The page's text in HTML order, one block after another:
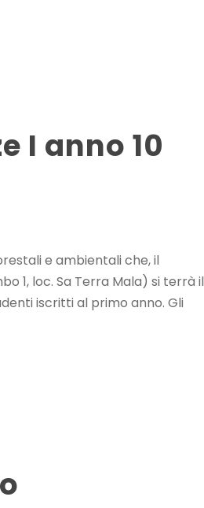
I anno 10
e ambientali che, il
1, loc. Sa Terra Mala) si terrà il
iscritti al primo anno. Gli